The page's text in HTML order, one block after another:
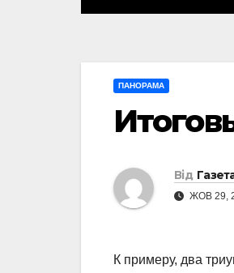
ПАНОРАМА
Від
ЖОВ 29,
К примеру, два